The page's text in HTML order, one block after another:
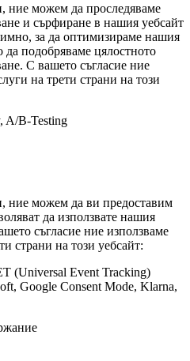
ние можем да проследяваме
и сърфиране в нашия уебсайт
за да оптимизираме нашия
да подобряваме цялостното
С вашето съгласие ние
на трети страни на този
A/B-Testing
ние можем да ви предоставим
да използвате нашия
съгласие ние използваме
страни на този уебсайт:
(Universal Event Tracking)
Google Consent Mode, Klarna,